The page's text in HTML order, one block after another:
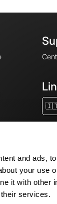
and ads,
your use
it with other
services.